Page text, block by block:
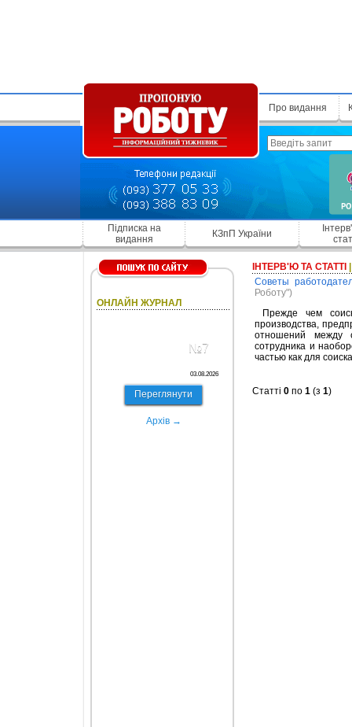
Про видання
Підписка на
видання
КЗпП України
ОНЛАЙН ЖУРНАЛ
№7
03.08.2026
Переглянути
Архів →
ІНТЕРВ'Ю ТА СТАТТІ
Советы
Роботу")
Прежде чем
производства,
отношений между
сотрудника и
частью как для
Статті 0 по 1 (з 1)